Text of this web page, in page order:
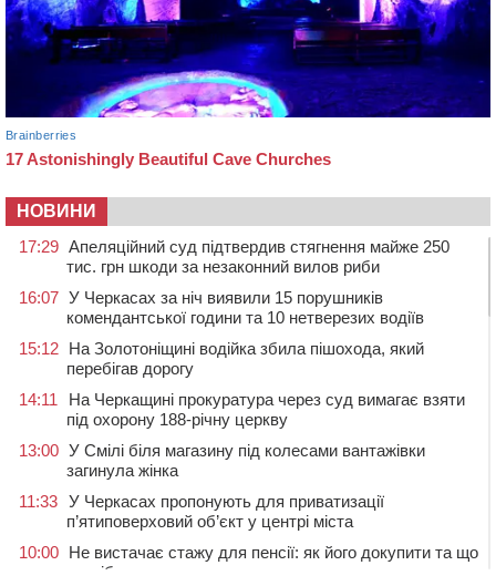
НОВИНИ
17:29 Апеляційний суд підтвердив стягнення майже 250
тис. грн шкоди за незаконний вилов риби
16:07 У Черкасах за ніч виявили 15 порушників
комендантської години та 10 нетверезих водіїв
15:12
На Золотоніщині водійка збила пішохода, який
перебігав дорогу
14:11
На Черкащині прокуратура через суд вимагає взяти
під охорону 188-річну церкву
13:00 У Смілі біля магазину під колесами вантажівки
загинула жінка
11:33 У Черкасах пропонують для приватизації
п’ятиповерховий об’єкт у центрі міста
10:00
Не вистачає стажу для пенсії: як його докупити та що
потрібно знати